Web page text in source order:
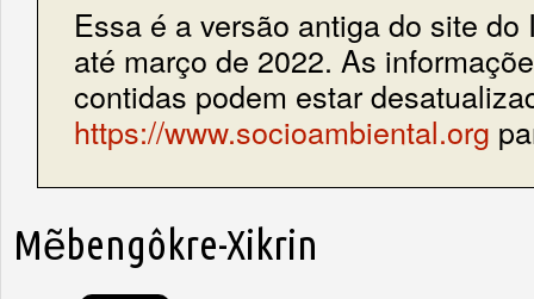
Essa é a versão antiga do site do
até março de 2022. As
contidas podem estar
https://www.socioambiental.org
Mẽbengôkre-Xikrin